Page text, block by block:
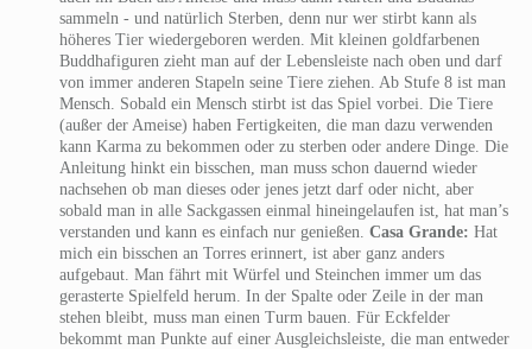
sammeln - und natürlich Sterben, denn nur wer stirbt kann als
höheres Tier wiedergeboren werden. Mit kleinen goldfarbenen
Buddhafiguren zieht man auf der Lebensleiste nach oben und darf
von immer anderen Stapeln seine Tiere ziehen. Ab Stufe 8 ist man
Mensch. Sobald ein Mensch stirbt ist das Spiel vorbei. Die Tiere
(außer der Ameise) haben Fertigkeiten, die man dazu verwenden
kann Karma zu bekommen oder zu sterben oder andere Dinge. Die
Anleitung hinkt ein bisschen, man muss schon dauernd wieder
nachsehen ob man dieses oder jenes jetzt darf oder nicht, aber
sobald man in alle Sackgassen einmal hineingelaufen ist, hat man’s
verstanden und kann es einfach nur genießen. Casa Grande: Hat
mich ein bisschen an Torres erinnert, ist aber ganz anders
aufgebaut. Man fährt mit Würfel und Steinchen immer um das
gerasterte Spielfeld herum. In der Spalte oder Zeile in der man
stehen bleibt, muss man einen Turm bauen. Für Eckfelder
bekommt man Punkte auf einer Ausgleichsleiste, die man entweder